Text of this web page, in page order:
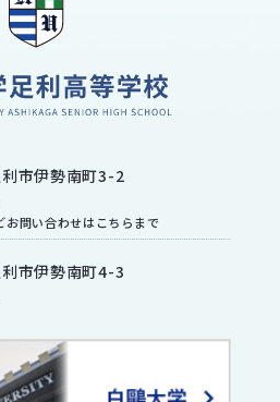
市伊勢南町3-2
問い合わせはこちらまで
市伊勢南町4-3